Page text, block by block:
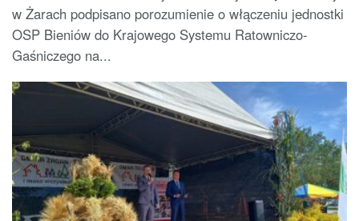
w Żarach podpisano porozumienie o włączeniu jednostki
OSP Bieniów do Krajowego Systemu Ratowniczo-
Gaśniczego na...